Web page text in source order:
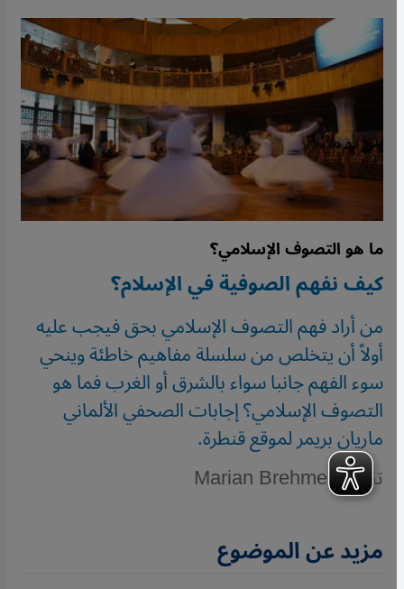
ما هو التصوف الإسلامي؟
كيف نفهم الصوفية في الإسلام؟
من أراد فهم التصوف الإسلامي بحق فيجب عليه
أولاً أن يتخلص من سلسلة مفاهيم خاطئة وينحي
سوء الفهم جانبا سواء بالشرق أو الغرب فما هو
التصوف الإسلامي؟ إجابات الصحفي الألماني
ماريان بريمر لموقع قنطرة.
تقرير: Marian Brehmer
مزيد عن الموضوع